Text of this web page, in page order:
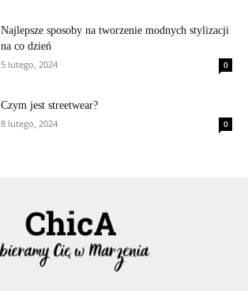
Najlepsze sposoby na tworzenie modnych stylizacji
na co dzień
5 lutego, 2024
0
Czym jest streetwear?
8 lutego, 2024
0